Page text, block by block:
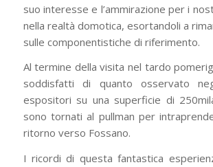
suo interesse e l’ammirazione per i
nella realtà domotica, esortandoli a
sulle componentistiche di riferimento.
Al termine della visita nel tardo
soddisfatti di quanto osservato
espositori su una superficie di
sono tornati al pullman per
ritorno verso Fossano.
I ricordi di questa fantastica